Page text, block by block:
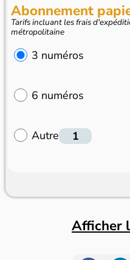
Abonnement
Tarifs incluant les frais
métropolitaine
3 numéros
6 numéros
Autre
Afficher